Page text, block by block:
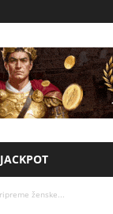
ženske...